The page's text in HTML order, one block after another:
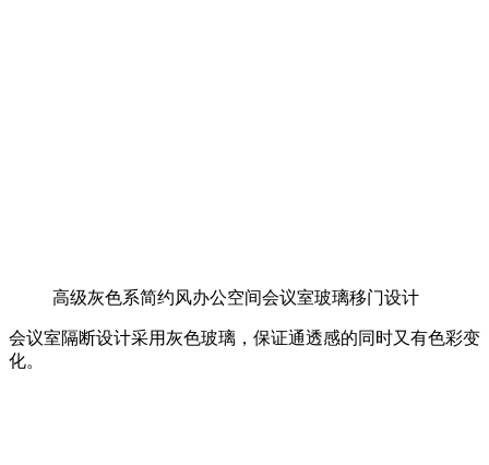
高级灰色系简约风办公空间会议室玻璃移门设计
会议室隔断设计采用灰色玻璃，保证通透感的同时又有色彩变
化。